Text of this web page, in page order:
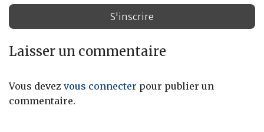
Laisser un commentaire
Vous devez vous connecter pour publier un
commentaire.